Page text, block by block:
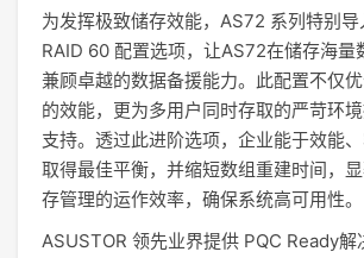
为发挥极致储存效能，AS72 系列特别
RAID 60 配置选项，让AS72在储存海量
兼顾卓越的数据备援能力。此配置不仅
的效能，更为多用户同时存取的严苛环
支持。透过此进阶选项，企业能于效能
取得最佳平衡，并缩短数组重建时间，
存管理的运作效率，确保系统高可用性。
ASUSTOR 领先业界提供 PQC Ready解